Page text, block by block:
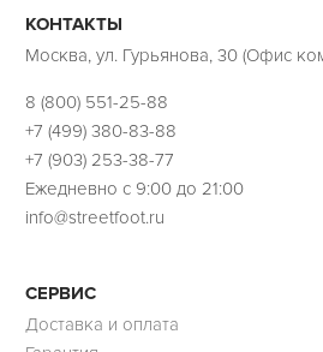
КОНТАКТЫ
Москва, ул. Гурьянова, 30 (Офис
8 (800) 551-25-88
+7 (499) 380-83-88
+7 (903) 253-38-77
Ежедневно с 9:00 до 21:00
info@streetfoot.ru
СЕРВИС
Доставка и оплата